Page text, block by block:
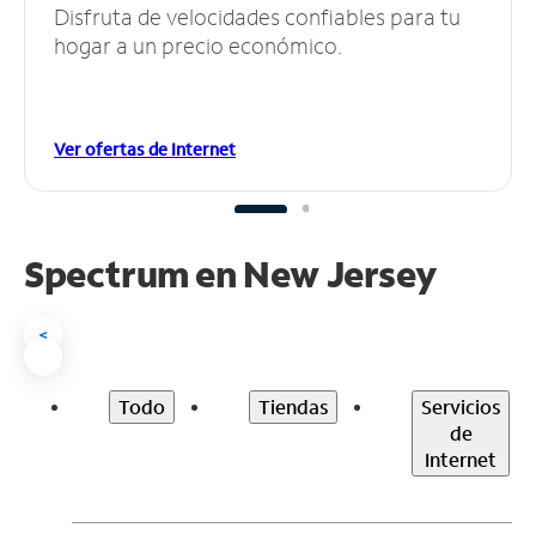
Disfruta de velocidades confiables para tu
hogar a un precio económico.
Ver ofertas de Internet
Spectrum en New Jersey
<
Todo Tiendas
Servicios
de
Internet